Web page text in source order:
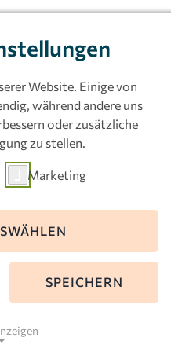
Website. Einige von
während andere uns
oder zusätzliche
zu stellen.
Marketing
SPEICHERN